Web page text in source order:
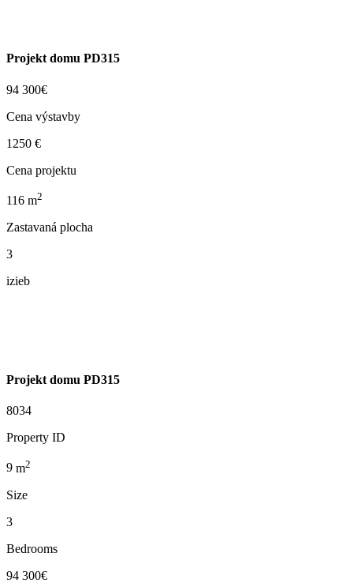
Projekt domu PD315
94 300€
Cena výstavby
1250 €
Cena projektu
116 m2
Zastavaná plocha
3
izieb
Projekt domu PD315
8034
Property ID
9 m2
Size
3
Bedrooms
94 300€